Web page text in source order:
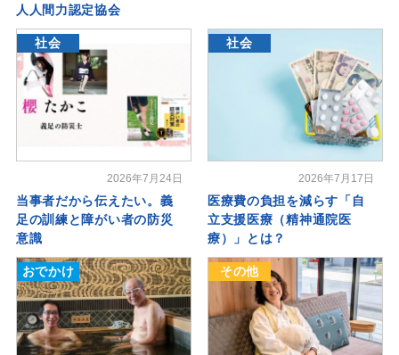
人人間力認定協会
社会
2026年7月24日
当事者だから伝えたい。義
足の訓練と障がい者の防災
意識
社会
2026年7月17日
医療費の負担を減らす「自
立支援医療（精神通院医
療）」とは？
おでかけ その他